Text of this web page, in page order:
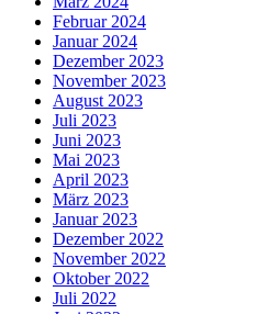
Februar 2024
Januar 2024
Dezember 2023
November 2023
August 2023
Juli 2023
Juni 2023
Mai 2023
April 2023
März 2023
Januar 2023
Dezember 2022
November 2022
Oktober 2022
Juli 2022